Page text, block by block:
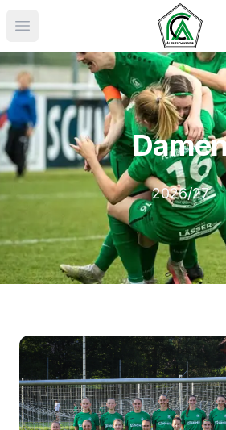
Menü öffnen
2026/27